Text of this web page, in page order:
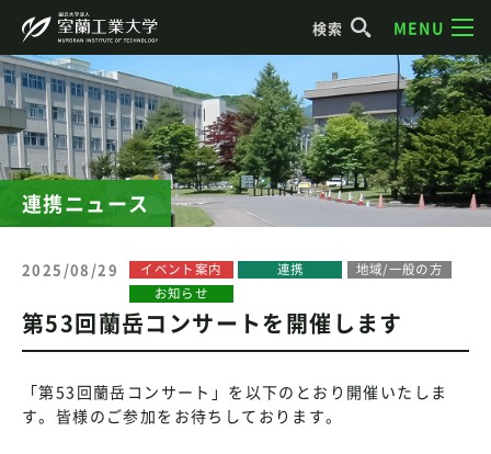
検索 MENU
連携ニュース
2025/08/29 イベント案内 連携
地域/一般の方
お知らせ
第53回蘭岳コンサートを開催します
「第53回蘭岳コンサート」を以下のとおり開催いたしま
す。皆様のご参加をお待ちしております。